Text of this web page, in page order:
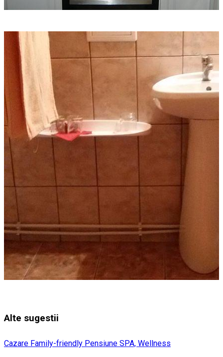
Alte sugestii
Cazare Family-friendly Pensiune SPA, Wellness